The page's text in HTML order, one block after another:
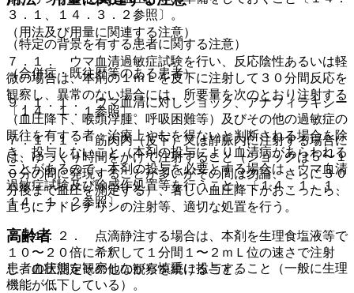
３．１、１４．３．２参照〕。
（特定の背景を有する患者に関する注意）
（合併症・既往歴等のある患者）
９．１．１． ウマ血清に対しショック、アナフィラキシー
（血圧降下、喉頭浮腫、呼吸困難等）及びその他の過敏症の
既往を有する者：治療上やむを得ないと判断される場合を除
き、投与しないこと（本剤の投与により血清病があらわれる
ことがあるので、本剤の投与を必要とする場合は、ウマ血清
過敏症試験及び除感作処置等を行うこと）〔１４．１．１、
１４．１．２参照〕。
高齢者
患者の状態を観察しながら慎重に投与すること（一般に生理
機能が低下している）。
（用法及び用量に関連する注意）
７．１． ウマ血清過敏症試験を行い、反応陰性あるいは軽
微の場合は、本剤の１ｍＬを皮下に注射して３０分間反応を
観察し、異常のない場合には、所要量を次のとおり注射する
〔１４．１．１参照〕。
７．１．１． 筋肉内（皮下）又は静脈内に注射する場合に
は、ゆっくり時間をかけて注射すること（ショックは５〜１
０分の間に発現することが多いがその間は勿論、さらに３０
分後まで血圧を測定する）、著しい血圧降下がおこったら、
直ちにアドレナリンの注射等、適切な処置を行う。
７．１．２． 点滴静注する場合は、本剤を生理食塩液等で
１０〜２０倍に希釈して１分間１〜２ｍＬ位の速さで注射
し、血圧測定その他の観察を続けること。